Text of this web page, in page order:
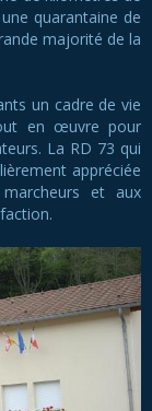
quarantaine de
majorité de la
un cadre de vie
en œuvre pour
La RD 73 qui
appréciée
et aux